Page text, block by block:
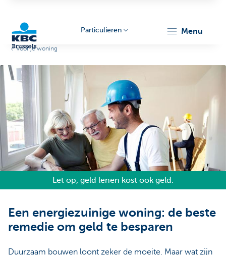
Brussels
Particulieren menu
Voor je woning
Let op, geld lenen kost ook geld.
Een energiezuinige woning: de beste
remedie om geld te besparen
Duurzaam bouwen loont zeker de moeite. Maar wat zijn